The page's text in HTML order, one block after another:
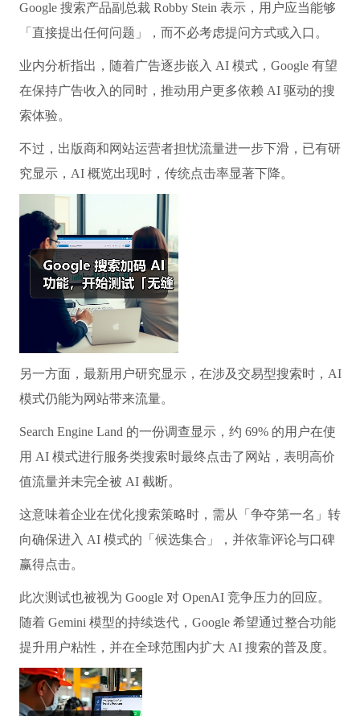
Google 搜索产品副总裁 Robby Stein 表示，用户应当能够
「直接提出任何问题」，而不必考虑提问方式或入口。
业内分析指出，随着广告逐步嵌入 AI 模式，Google 有望
在保持广告收入的同时，推动用户更多依赖 AI 驱动的搜
索体验。
不过，出版商和网站运营者担忧流量进一步下滑，已有研
究显示，AI 概览出现时，传统点击率显著下降。
另一方面，最新用户研究显示，在涉及交易型搜索时，AI
模式仍能为网站带来流量。
Search Engine Land 的一份调查显示，约 69% 的用户在使
用 AI 模式进行服务类搜索时最终点击了网站，表明高价
值流量并未完全被 AI 截断。
这意味着企业在优化搜索策略时，需从「争夺第一名」转
向确保进入 AI 模式的「候选集合」，并依靠评论与口碑
赢得点击。
此次测试也被视为 Google 对 OpenAI 竞争压力的回应。
随着 Gemini 模型的持续迭代，Google 希望通过整合功能
提升用户粘性，并在全球范围内扩大 AI 搜索的普及度。